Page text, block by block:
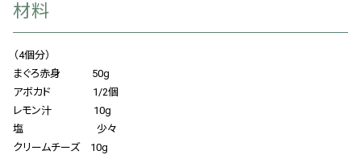
お知らせ
お問い合わせ
材料
（4個分）
まぐろ赤身 50g
アボカド 1/2個
レモン汁 10g
塩 少々
クリームチーズ 10g